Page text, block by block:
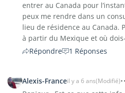
entrer au Canada pour
peux me rendre dans un
lieu de résidence au Canada.
à partir du Mexique et où
Répondre
1 Réponses
Alexis-Franceil y a 6 ans(Modifié)